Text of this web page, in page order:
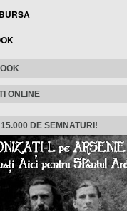
ONLINE
DE SEMNATURI!